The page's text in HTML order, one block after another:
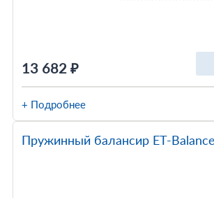
13 682 ₽
+ Подробнее
Пружинный балансир ET-